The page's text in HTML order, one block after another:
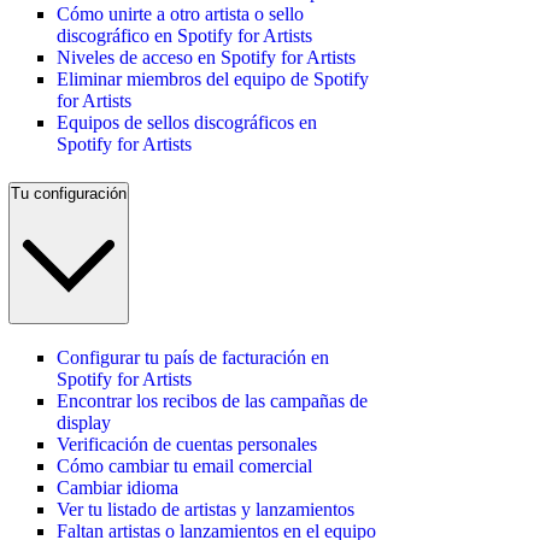
Cómo unirte a otro artista o sello
discográfico en Spotify for Artists
Niveles de acceso en Spotify for Artists
Eliminar miembros del equipo de Spotify
for Artists
Equipos de sellos discográficos en
Spotify for Artists
Tu configuración
Configurar tu país de facturación en
Spotify for Artists
Encontrar los recibos de las campañas de
display
Verificación de cuentas personales
Cómo cambiar tu email comercial
Cambiar idioma
Ver tu listado de artistas y lanzamientos
Faltan artistas o lanzamientos en el equipo